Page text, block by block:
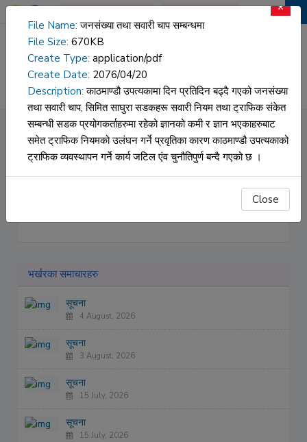
वीर अस्पताल
NAMS
सूचना
×
File Name: जनसंख्या तथा सवारी चाप सम्बन्धमा
File Size: 670KB
Create Type: application/pdf
Create Date: 2076/04/20
Description: काठमाण्डौ उपत्यकामा दिन प्रतिदिन बढ्दै गएको जनसंख्या
तथा सवारी चाप, सिमित साघुरा सडकहरू सवारी नियम तथा ट्राफिक संकेत
सम्बन्धी सडक प्रयोगकर्ताहरुमा रहेको ज्ञानको कमी र ज्ञान भएकाहरुबाट
समेत ट्राफिक नियमको उलंघन गर्ने प्रवृतिका कारण काठमाण्डौ उपत्यकाको
ट्राफिक व्यवस्थापन गर्ने कार्य जटिल एंव चुनौतिपुर्ण बन्दै गएको छ ।
Close
भर्खरका समाचारहरु
सूचना
4 August, 2026
सूचना
3 August, 2026
सूचना
15 July, 2026
सूचना
15 July, 2026